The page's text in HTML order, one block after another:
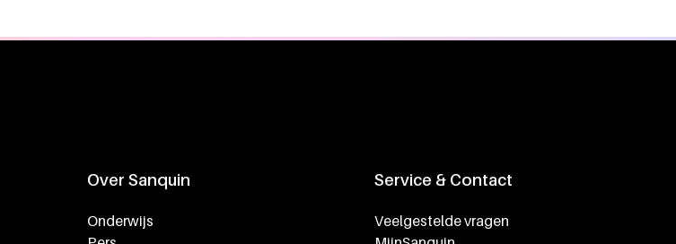
Over Sanquin
Onderwijs
Service & Contact
Veelgestelde vragen